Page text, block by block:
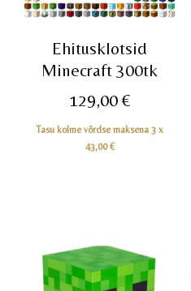
Ehitusklotsid
Minecraft 300tk
129,00 €
Tasu kolme võrdse maksena 3 x
43,00€